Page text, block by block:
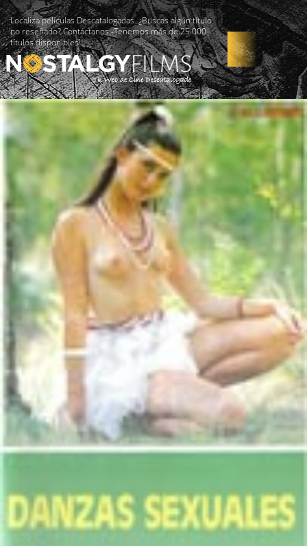
Localiza películas Descatalogadas. ¿Buscas algún título
no reseñado? Contáctanos -Tenemos más de 25.000
títulos disponibles!